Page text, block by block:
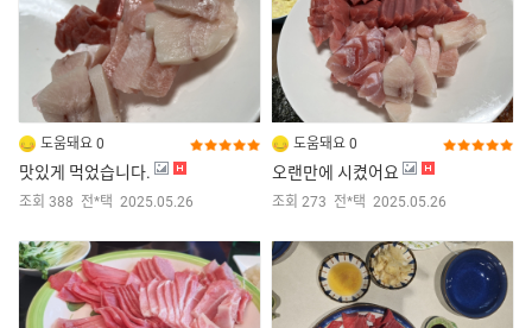
도움돼요 0
맛있게 먹었습니다.
조회 388 전*택 2025.05.26
도움돼요 0
오랜만에 시켰어요
조회 273 전*택 2025.05.26